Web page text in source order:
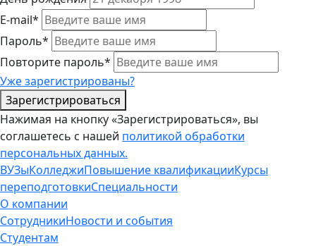
E-mail*
Пароль*
Повторите пароль*
Уже зарегистрированы?
Зарегистрироваться
Нажимая на кнопку «Зарегистрироваться», вы
соглашетесь с нашей политикой обработки
персональных данных.
ВУЗыКолледжиПовышение квалификацииКурсы
переподготовкиСпециальности
О компании
СотрудникиНовости и события
Студентам